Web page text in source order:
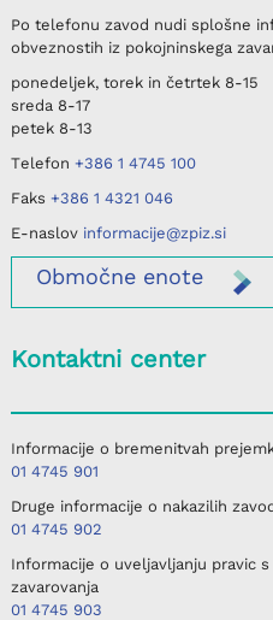
Po telefonu zavod nudi splošne
obveznostih iz pokojninskega
ponedeljek, torek in četrtek8-15
sreda 8-17
petek8-13
Telefon +386 1 4745 100
Faks +386 1 4321 046
E-naslov informacije@zpiz.si
Območneenote
Kontaktni center
Informacije o bremenitvah
01 4745 901
Druge informacije o nakazilih
01 4745 902
Informacije o uveljavljanju pravic
zavarovanja
01 4745 903